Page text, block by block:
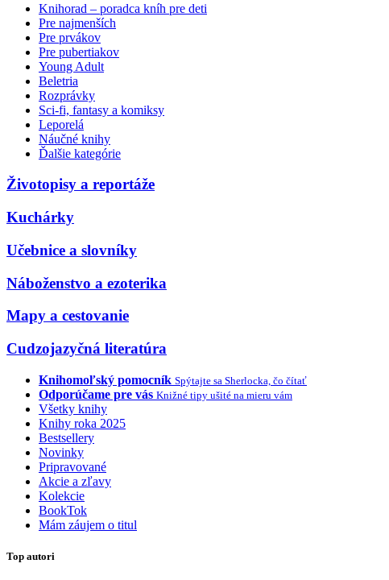
Knihorad – poradca kníh pre deti
Pre najmenších
Pre prvákov
Pre pubertiakov
Young Adult
Beletria
Rozprávky
Sci-fi, fantasy a komiksy
Leporelá
Náučné knihy
Ďalšie kategórie
Životopisy a reportáže
Kuchárky
Učebnice a slovníky
Náboženstvo a ezoterika
Mapy a cestovanie
Cudzojazyčná literatúra
Knihomoľský pomocník Spýtajte sa Sherlocka, čo čítať
Odporúčame pre vás Knižné tipy ušité na mieru vám
Všetky knihy
Knihy roka 2025
Bestsellery
Novinky
Pripravované
Akcie a zľavy
Kolekcie
BookTok
Mám záujem o titul
Top autori